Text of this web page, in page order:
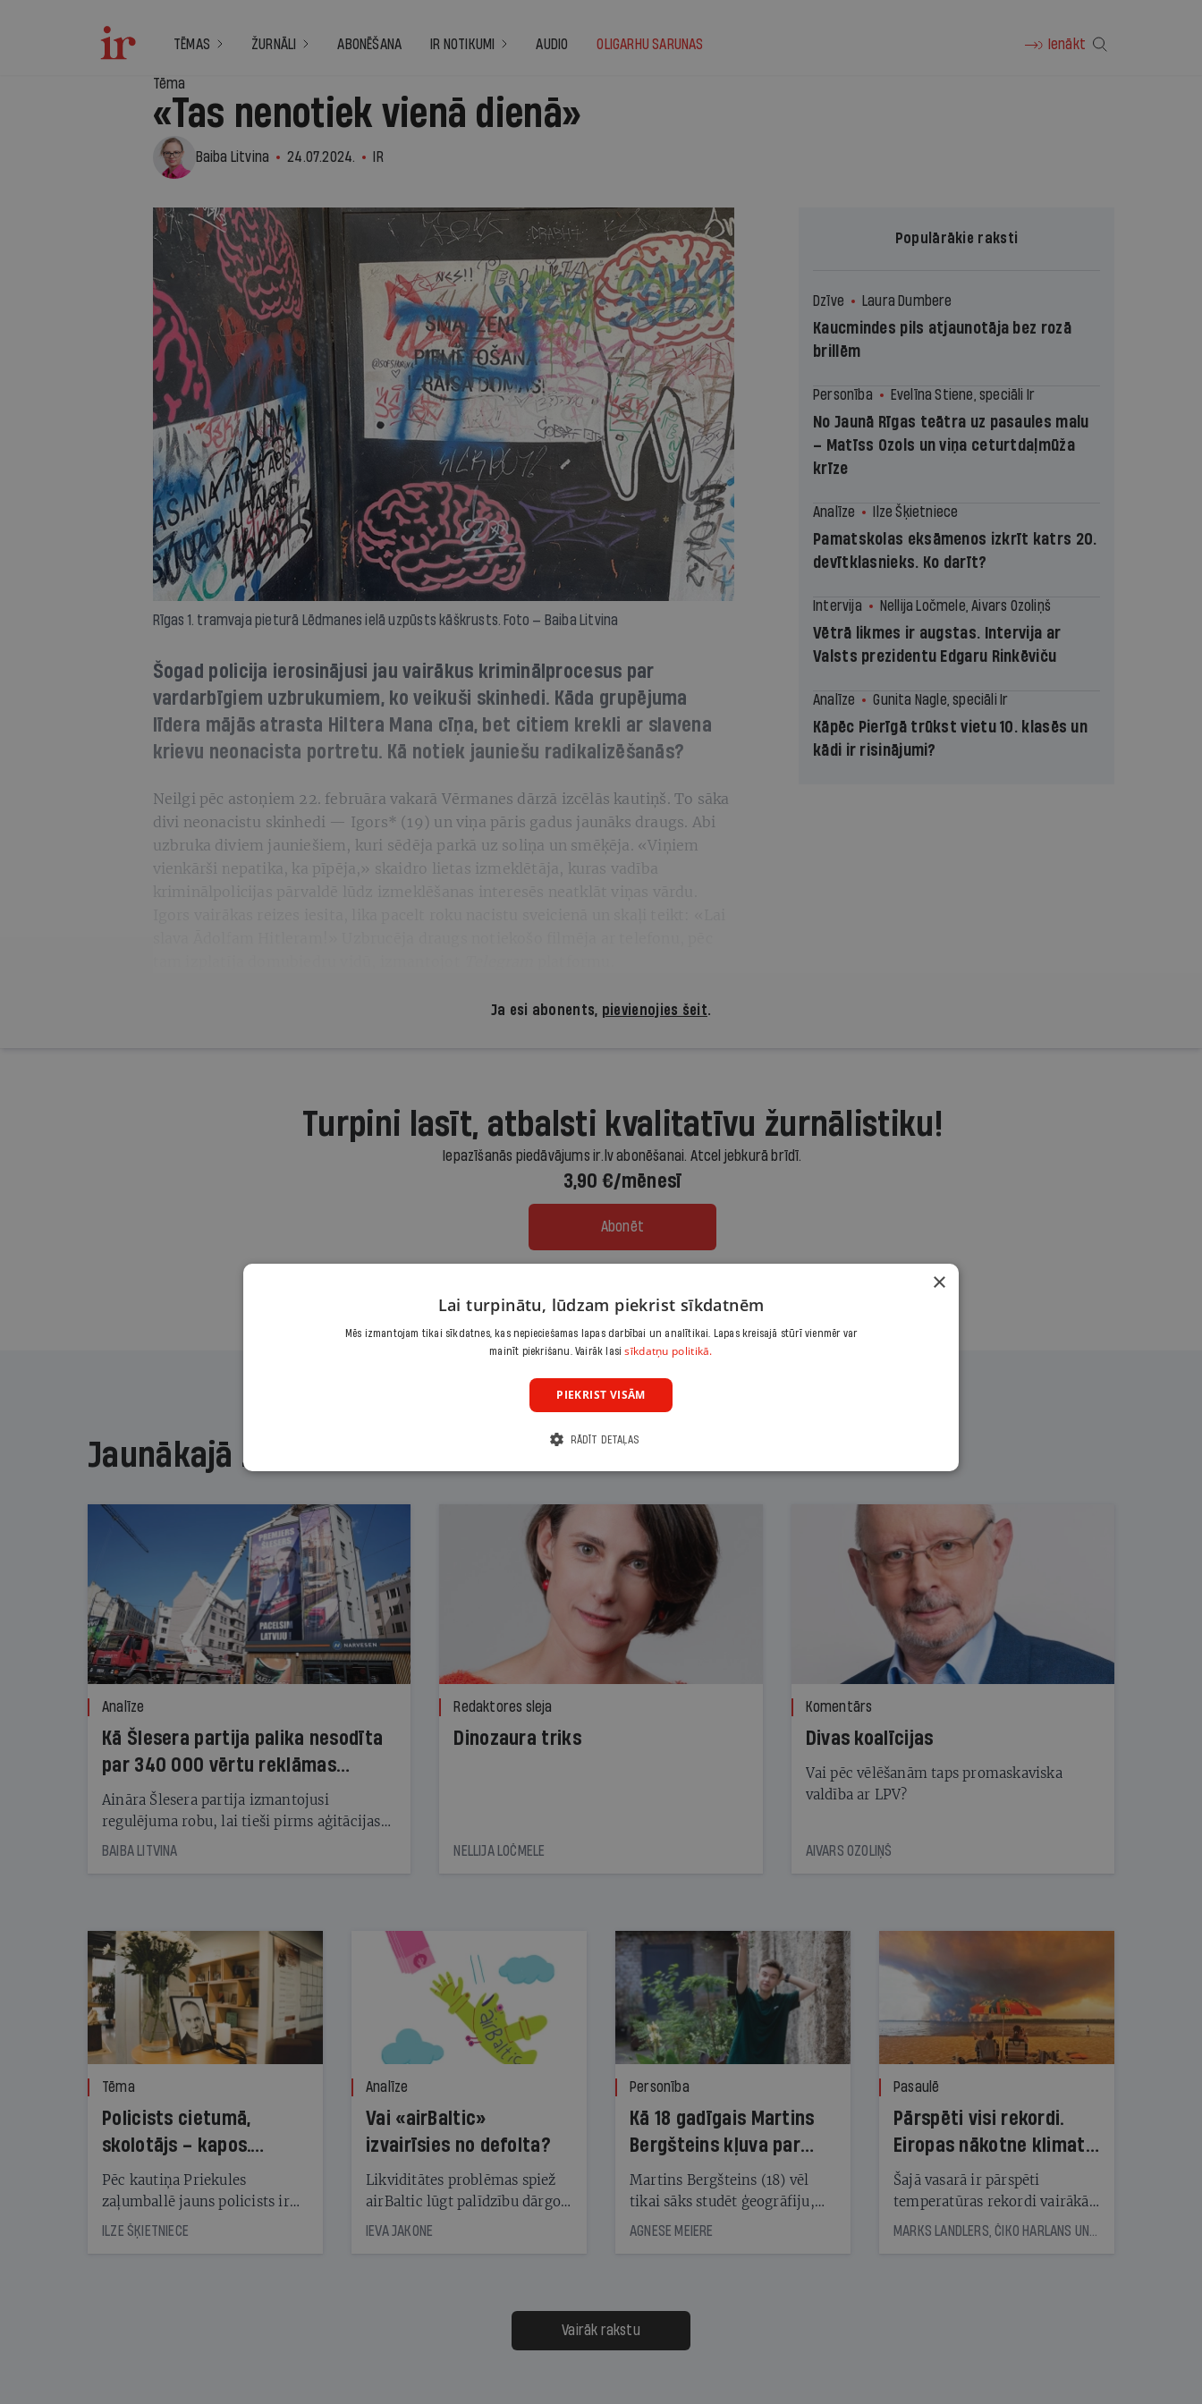
TĒMAS ŽURNĀLI ABONĒŠANA IR NOTIKUMI AUDIO OLIGARHU SARUNAS Ienākt
Tēma
«Tas nenotiek vienā dienā»
Baiba Litvina 24.07.2024. IR
Rīgas 1. tramvaja pieturā Lēdmanes ielā uzpūsts kāškrusts. Foto — Baiba Litvina
Šogad policija ierosinājusi jau vairākus kriminālprocesus par
vardarbīgiem uzbrukumiem, ko veikuši skinhedi. Kāda grupējuma
līdera mājās atrasta Hiltera Mana cīņa, bet citiem krekli ar slavena
krievu neonacista portretu. Kā notiek jauniešu radikalizēšanās?
Neilgi pēc astoņiem 22. februāra vakarā Vērmanes dārzā izcēlās kautiņš. To sāka
divi neonacistu skinhedi — Igors* (19) un viņa pāris gadus jaunāks draugs. Abi
uzbruka diviem jauniešiem, kuri sēdēja parkā uz soliņa un smēķēja. «Viņiem
vienkārši nepatika, ka pīpēja,» skaidro lietas izmeklētāja, kuras vadība
Populārākie raksti
Dzīve Laura Dumbere
Kaucmindes pils atjaunotāja bez rozā
brillēm
Personība Evelīna Stiene, speciāli Ir
No Jaunā Rīgas teātra uz pasaules malu
– Matīss Ozols un viņa ceturtdaļmūža
krīze
Analīze Ilze Šķietniece
Pamatskolas eksāmenos izkrīt katrs 20.
devītklasnieks. Ko darīt?
Intervija Nellija Ločmele, Aivars Ozoliņš
Vētrā likmes ir augstas. Intervija ar
Valsts prezidentu Edgaru Rinkēviču
Analīze Gunita Nagle, speciāli Ir
Kāpēc Pierīgā trūkst vietu 10. klasēs un
kādi ir risinājumi?
Ja esi abonents, pievienojies šeit.
Turpini lasīt, atbalsti kvalitatīvu žurnālistiku!
Iepazīšanās piedāvājums ir.lv abonēšanai. Atcel jebkurā brīdī.
3,90 €/mēnesī
Abonēt
Jaunākajā žurnālā
Analīze
Kā Šlesera partija palika nesodīta
par 340 000 vērtu reklāmas
kampaņu
Aināra Šlesera partija izmantojusi
regulējuma robu, lai tieši pirms aģitācijas
starta izreklamētos par summu, kas
BAIBA LITVINA
Redaktores sleja
Dinozaura triks
NELLIJA LOČMELE
Komentārs
Divas koalīcijas
Vai pēc vēlēšanām taps promaskaviska
valdība ar LPV?
AIVARS OZOLIŅŠ
Tēma
Policists cietumā,
skolotājs – kapos.
Reibuma cena Priekulē
Pēc kautiņa Priekules
zaļumballē jauns policists ir
nonācis cietumā, bet
cienījams pedagogs — kapos.
ILZE ŠĶIETNIECE
Analīze
Vai «airBaltic»
izvairīsies no defolta?
Likviditātes problēmas spiež
airBaltic lūgt palīdzību dārgo
obligāciju turētājiem, taču
samaksāt augstos procentus,
kas jāpārskaita jau trīs dienas
pirms nākamās sapulces
IEVA JAKONE
Personība
Kā 18 gadīgais Martins
Bergšteins kļuva par
laika ziņu seju?
Martins Bergšteins (18) vēl
tikai sāks studēt ģeogrāfiju,
bet viņa sacītajam jau uzticas
uzcītīga darba, mammas
atbalsts un drosme turpināt
meteovērojumus arī tad, kad
AGNESE MEIERE
Pasaulē
Pārspēti visi rekordi.
Eiropas nākotne klimata
pārmaiņu ugunīs
Šajā vasarā ir pārspēti
temperatūras rekordi vairākās
Eiropas valstīs. Plosās milzīgi
Vairāk rakstu
×
Lai turpinātu, lūdzam piekrist sīkdatnēm
Mēs izmantojam tikai sīkdatnes, kas nepieciešamas lapas darbībai un analītikai. Lapas kreisajā stūrī vienmēr var
mainīt piekrišanu. Vairāk lasisīkdatņu politikā.
PIEKRIST VISĀM
RĀDĪT DETAĻAS